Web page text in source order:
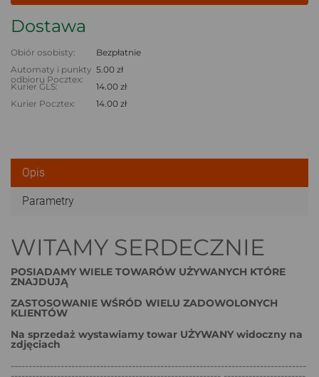
Dostawa
Obiór osobisty:
Bezpłatnie
Automaty i punkty
odbioru Pocztex:
5.00 zł
Kurier GLS:
14.00 zł
Kurier Pocztex:
14.00 zł
Opis
Parametry
WITAMY SERDECZNIE
POSIADAMY WIELE TOWARÓW UŻYWANYCH KTÓRE
ZNAJDUJĄ
ZASTOSOWANIE WŚRÓD WIELU ZADOWOLONYCH
KLIENTÓW
Na sprzedaż wystawiamy towar UŻYWANY widoczny na
zdjęciach
-----------------------------------------------------------------------------------